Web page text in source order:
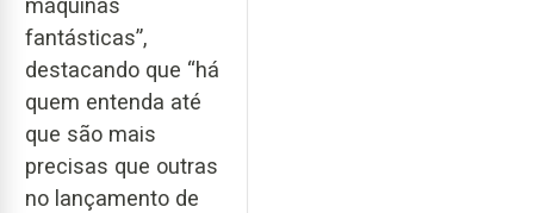
máquinas
fantásticas”,
destacando que “há
quem entenda até
que são mais
precisas que outras
no lançamento de